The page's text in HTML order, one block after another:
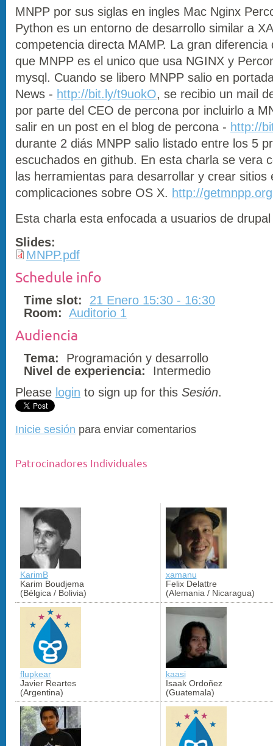
MNPP por sus siglas en ingles Mac Nginx
Python es un entorno de desarrollo similar a
competencia directa MAMP. La gran diferencia
que MNPP es el unico que usa NGINX y
mysql. Cuando se libero MNPP salio en
News - http://bit.ly/t9uokO, se recibio un mail
por parte del CEO de percona por incluirlo a
salir en un post en el blog de percona - http://
durante 2 diás MNPP salio listado entre los 5
escuchados en github. En esta charla se vera
las herramientas para desarrollar y crear sitios
complicaciones sobre OS X. http://getmnpp.org
Esta charla esta enfocada a usuarios de
Slides:
MNPP.pdf
Schedule info
Time slot:
21 Enero 15:30 - 16:30
Room: Auditorio 1
Audiencia
Tema:
Programación y desarrollo
Nivel de experiencia:
Intermedio
Please login to sign up for this Sesión.
Inicie sesión para enviar comentarios
Patrocinadores Individuales
KarimB
Karim Boudjema
(Bélgica / Bolivia)
xamanu
Felix Delattre
(Alemania / Nicaragua)
flupkear
Javier Reartes
(Argentina)
kaasi
Isaak Ordoñez
(Guatemala)